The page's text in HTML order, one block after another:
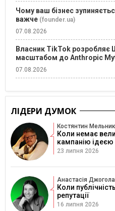
Чому ваш бізнес
важче (founder.ua)
07.08.2026
Власник TikTok розробляє
масштабом до Anthropic
07.08.2026
ЛІДЕРИ ДУМОК
Костянтин
Коли немає
кампанію ідеєю
23 липня 2026
Анастасія Джогола
Коли
репутації
16 липня 2026